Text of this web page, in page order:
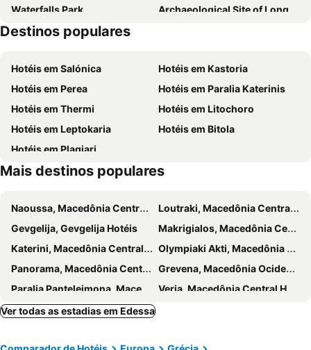
Waterfalls Park
Archaeological Site of Longos
Orma - I giorti tou Kastanou
Voras - Kaimaktsalan Ski Center
Jewish Quarter Barbouta
Skra Waterfalls
Bowling City Club
Destinos populares
Hotéis em Salónica
Hotéis em Kastoria
Hotéis em Perea
Hotéis em Paralia Katerinis
Hotéis em Thermi
Hotéis em Litochoro
Hotéis em Leptokaria
Hotéis em Bitola
Hotéis em Plagiari
Mais destinos populares
Naoussa, Macedônia Central Hotéis
Loutraki, Macedônia Central Hotéis
Gevgelija, Gevgelija Hotéis
Makrigialos, Macedônia Central Hotéis
Katerini, Macedônia Central Hotéis
Olympiaki Akti, Macedônia Central Hotéis
Panorama, Macedônia Central Hotéis
Grevena, Macedônia Ocidental Hotéis
Paralia Panteleimona, Macedônia Central Hotéis
Veria, Macedônia Central Hotéis
Ptolemaida, Macedônia Ocidental Hotéis
Ver todas as estadias em Edessa